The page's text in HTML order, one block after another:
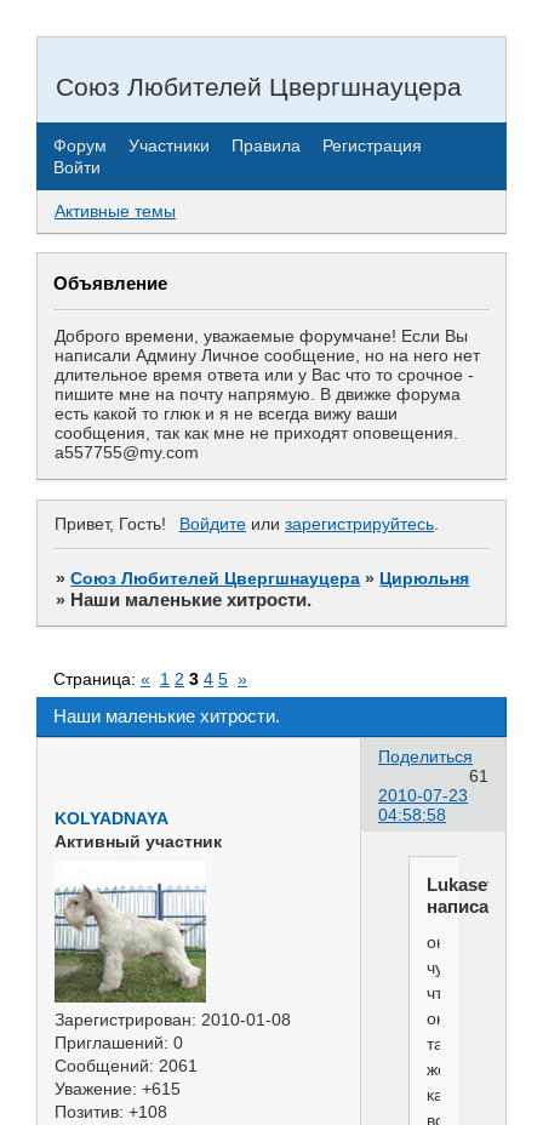
Союз Любителей Цвергшнауцера
Форум Участники Правила
Регистрация
Войти
Активные темы
Объявление
Доброго времени, уважаемые форумчане! Если Вы
написали Админу Личное сообщение, но на него нет
длительное время ответа или у Вас что то срочное -
пишите мне на почту напрямую. В движке форума
есть какой то глюк и я не всегда вижу ваши
сообщения, так как мне не приходят оповещения.
a557755@my.com
Привет, Гость! Войдите или зарегистрируйтесь.
»Союз Любителей Цвергшнауцера » Цирюльня
» Наши маленькие хитрости.
Наши маленькие хитрости.
Страница: « 1 2 3 4 5 »
Поделиться
61
2010-07-23
04:58:58
KOLYADNAYA
Активный участник
Зарегистрирован: 2010-01-08
Приглашений: 0
Сообщений: 2061
Уважение: +615
Позитив: +108
Lukasevich
написал(а):
она
чувствует,
что
она
такая
же
как
все